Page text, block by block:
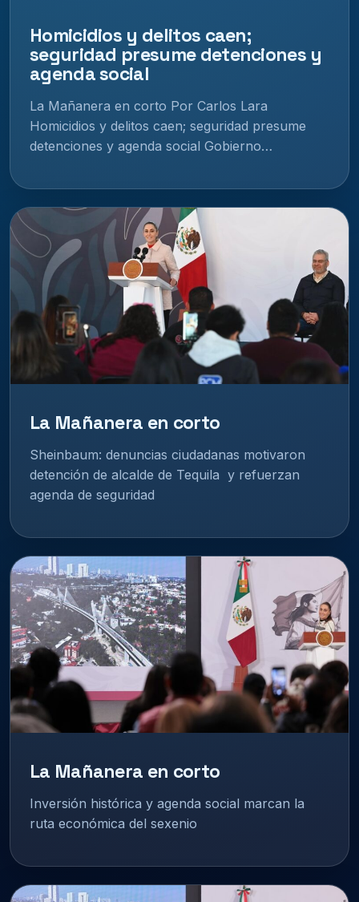
Homicidios y delitos caen;
seguridad presume detenciones y
agenda social
La Mañanera en corto Por Carlos Lara
Homicidios y delitos caen; seguridad presume
detenciones y agenda social Gobierno…
La Mañanera en corto
Sheinbaum: denuncias ciudadanas motivaron
detención de alcalde de Tequila y refuerzan
agenda de seguridad
La Mañanera en corto
Inversión histórica y agenda social marcan la
ruta económica del sexenio